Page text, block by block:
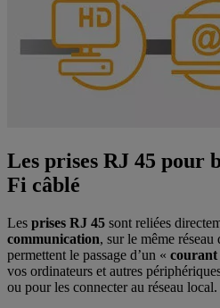
Les prises RJ 45 pour
Fi câblé
Les prises RJ 45 sont reliées
communication, sur le même
permettent le passage d’un « courant
vos ordinateurs et autres
ou pour les connecter au réseau local.